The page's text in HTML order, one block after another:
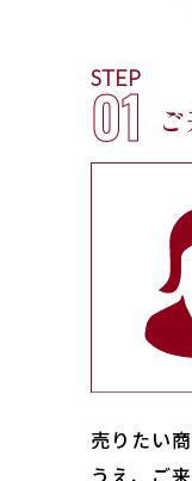
STEP
01
売りたい
うえ、ご